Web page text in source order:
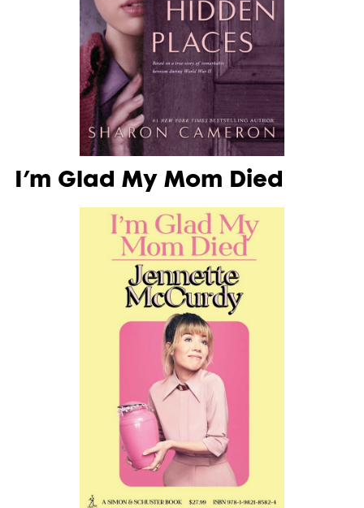
I’m Glad My Mom Died